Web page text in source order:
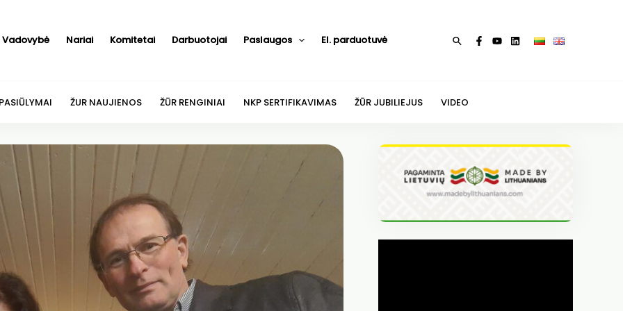
Vadovybė Nariai Komitetai Darbuotojai Paslaugos El. parduotuvė Paieška
ŽUR NAUJIENOS ŽŪR RENGINIAI NKP SERTIFIKAVIMAS ŽŪR JUBILIEJUS VIDEO